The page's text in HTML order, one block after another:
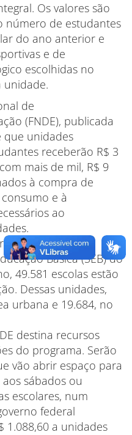
Os valores são
número de estudantes
do ano anterior e
e de
escolhidas no
unidade.
de
(FNDE), publicada
que unidades
receberão R$ 3
mais de mil, R$ 9
à compra de
e à
ao
e Educação
Básica (SEB) do
49.581 escolas estão
Dessas unidades,
urbana e 19.684, no
destina recursos
do programa. Serão
vão abrir espaço para
sábados ou
escolares, num
federal
1.088,60 a unidades